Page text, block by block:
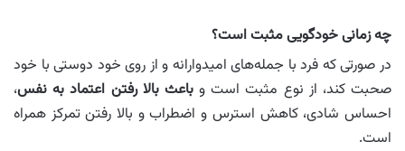
چه زمانی خودگویی مثبت است؟
در صورتی که فرد با جمله‌های امیدوارانه و از روی خود دوستی با خود
صحبت کند، از نوع مثبت است وباعث بالا رفتن اعتماد به نفس،
احساس شادی، کاهش استرس و اضطراب و بالا رفتن تمرکز همراه
است.